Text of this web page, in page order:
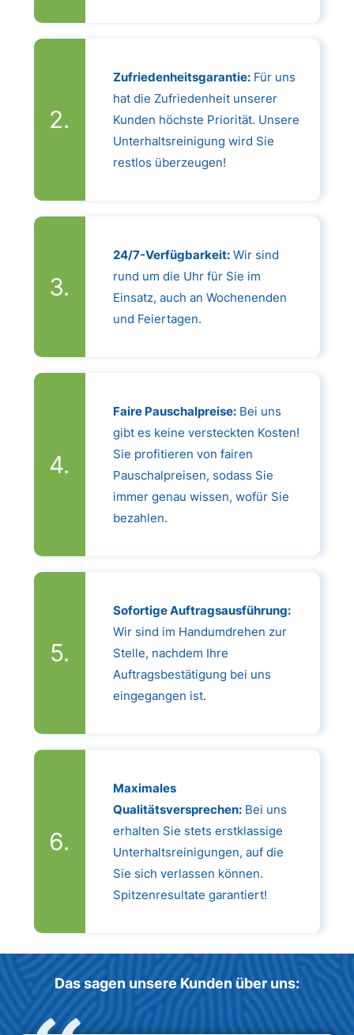
Zufriedenheitsgarantie:Für uns
hat die Zufriedenheit unserer
Kunden höchste Priorität. Unsere
Unterhaltsreinigung wird Sie
restlos überzeugen!
24/7-Verfügbarkeit:Wir sind
rund um die Uhr für Sie im
Einsatz, auch an Wochenenden
und Feiertagen.
Faire Pauschalpreise:Bei uns
gibt es keine versteckten Kosten!
Sie profitieren von fairen
Pauschalpreisen, sodass Sie
immer genau wissen, wofür Sie
bezahlen.
Sofortige Auftragsausführung:
Wir sind im Handumdrehen zur
Stelle, nachdem Ihre
Auftragsbestätigung bei uns
eingegangen ist.
Maximales
Qualitätsversprechen:Bei uns
erhalten Sie stets erstklassige
Unterhaltsreinigungen, auf die
Sie sich verlassen können.
Spitzenresultate garantiert!
Das sagen unsere Kunden über uns: